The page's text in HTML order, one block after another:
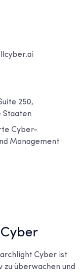
250,
Staaten
Cyber-
Management
Cyber ist
zu überwachen und